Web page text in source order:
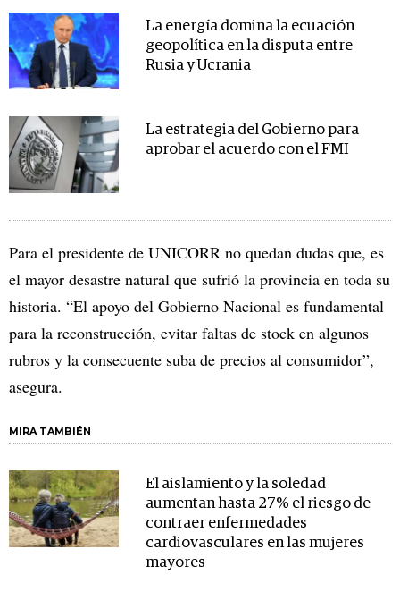
La energía domina la ecuación
geopolítica en la disputa entre
Rusia y Ucrania
La estrategia del Gobierno para
aprobar el acuerdo con el FMI
Para el presidente de UNICORR no quedan dudas que, es
el mayor desastre natural que sufrió la provincia en toda su
historia. “El apoyo del Gobierno Nacional es fundamental
para la reconstrucción, evitar faltas de stock en algunos
rubros y la consecuente suba de precios al consumidor”,
asegura.
MIRA TAMBIÉN
El aislamiento y la soledad
aumentan hasta 27% el riesgo de
contraer enfermedades
cardiovasculares en las mujeres
mayores